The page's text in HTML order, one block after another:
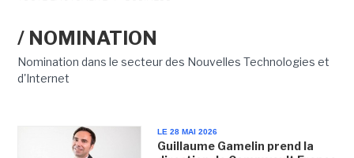
/ NOMINATION
Nomination dans le secteur des Nouvelles Technologies et
d'Internet
LE 28 MAI 2026
Guillaume Gamelin prend la